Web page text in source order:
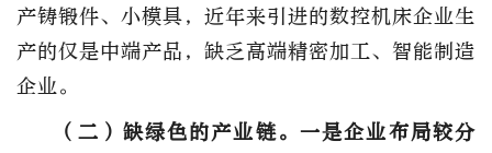
产铸锻件、小模具，近年来引进的数控机床企业生
产的仅是中端产品，缺乏高端精密加工、智能制造
企业。
（二）缺绿色的产业链。 一是企业布局较分